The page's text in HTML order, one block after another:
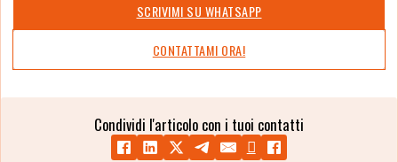
SCRIVIMI SU WHATSAPP
CONTATTAMI ORA!
Condividi l'articolo con i tuoi contatti